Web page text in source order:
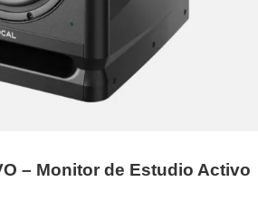
– Monitor de Estudio Activo